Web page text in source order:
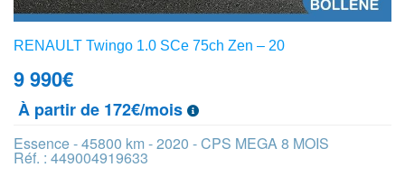
RENAULT Twingo 1.0 SCe 75ch Zen – 20
9 990€
À partir de 172€/mois
Essence - 45800 km - 2020 - CPS MEGA 8 MOIS
Réf. : 449004919633